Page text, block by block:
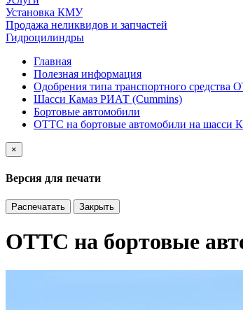
Установка КМУ
Продажа неликвидов и запчастей
Гидроцилиндры
Главная
Полезная информация
Одобрения типа транспортного средства
Шасси Камаз РИАТ (Cummins)
Бортовые автомобили
ОТТС на бортовые автомобили на шасси
×
Версия для печати
Распечатать Закрыть
ОТТС на бортовые